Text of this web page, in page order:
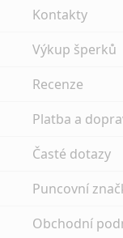
Kontakty
Výkup šperků
Recenze
Platba a
Časté dotazy
Puncovní
Obchodní